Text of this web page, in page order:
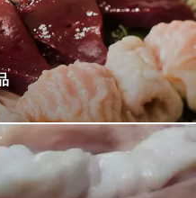
です♪当店のホルモンは冷凍は
は売り切れる部位もございま
店
っていただきたい一品を数
施した鮮度抜群の国産牛ホル
なホルモンを盛り合わせた